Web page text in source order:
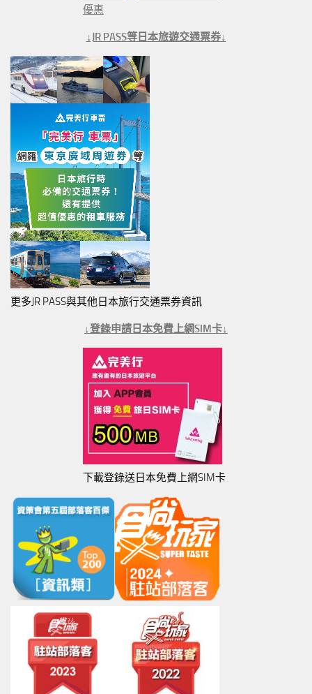
優惠
↓JR PASS等日本旅遊交通票券↓
更多JR PASS與其他日本旅行交通票券資訊
↓登錄申請日本免費上網SIM卡↓
下載登錄送日本免費上網SIM卡